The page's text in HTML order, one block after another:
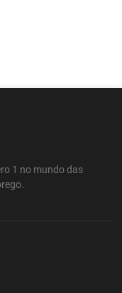
1 no mundo das